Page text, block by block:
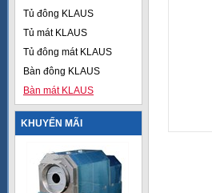
Tủ đông KLAUS
Tủ mát KLAUS
Tủ đông mát KLAUS
Bàn đông KLAUS
Bàn mát KLAUS
KHUYẾN MÃI